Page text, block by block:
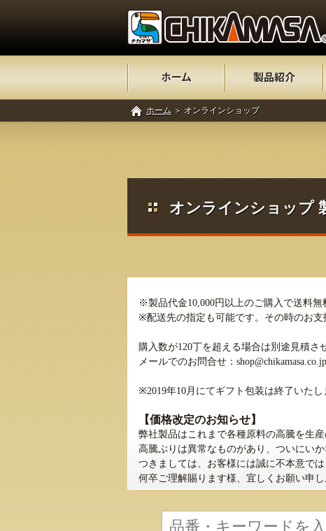
ホーム ＞ オンラインショップ
オンラインショップ
※製品代金10,000円以上のご購入で送料無
※配送先の指定も可能です。その時のお支
購入数が120丁を超える場合は別途見積さ
メールでのお問合せ： shop@chikamasa.co.jp
※2019年10月にてギフト包装は終了いたし
【価格改定のお知らせ】
弊社製品はこれまで各種原料の高騰を生
高騰ぶりは異常なものがあり、ついにい
つきましては、お客様には誠に不本意で
何卒ご理解賜ります様、宜しくお願い申し